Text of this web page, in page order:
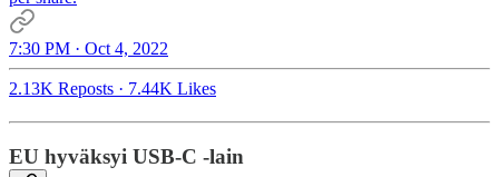
7:30 PM · Oct 4, 2022
2.13K Reposts · 7.44K Likes
EU hyväksyi USB-C -lain